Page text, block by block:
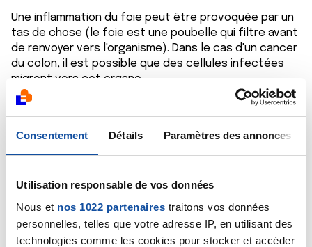
Consentement Détails Paramètres des annonces
Utilisation responsable de vos données
Nous et nos 1022 partenaires traitons vos données
personnelles, telles que votre adresse IP, en utilisant des
technologies comme les cookies pour stocker et accéder
Une inflammation du foie peut être provoquée par un
tas de chose (le foie est une poubelle qui filtre avant
de renvoyer vers l'organisme). Dans le cas d'un cancer
du colon, il est possible que des cellules infectées
migrent vers cet organe.
Pour les traitements, idem colon, Chirurgie et/ou
pratiquées par un grand spécialiste au CHU de Rennes.
l'oncologue qui proposeront la ou les meilleures
Cordialement